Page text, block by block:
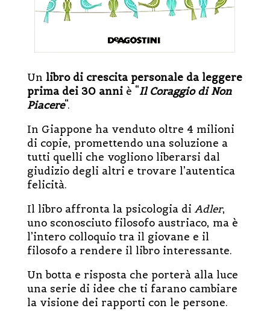
Un libro di crescita personale da leggere
prima dei 30 anniè “Il Coraggio di Non
Piacere“.
In Giappone ha venduto oltre 4 milioni
di copie, promettendo una soluzione a
tutti quelli che vogliono liberarsi dal
giudizio degli altri e trovare l’autentica
felicità.
Il libro affronta la psicologia di Adler,
uno sconosciuto filosofo austriaco, ma è
l’intero colloquio tra il giovane e il
filosofo a rendere il libro interessante.
Un botta e risposta che porterà alla luce
una serie di idee che ti farano cambiare
la visione dei rapporti con le persone.